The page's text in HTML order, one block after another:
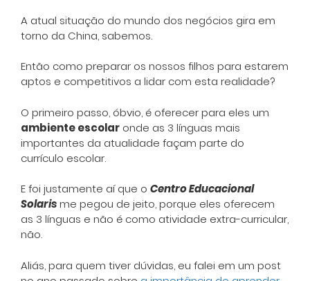
A atual situação do mundo dos negócios gira em
torno da China, sabemos.
Então como preparar os nossos filhos para estarem
aptos e competitivos a lidar com esta realidade?
O primeiro passo, óbvio, é oferecer para eles um
ambiente escolar onde as 3 línguas mais
importantes da atualidade façam parte do
currículo escolar.
E foi justamente aí que o Centro Educacional
Solarisme pegou de jeito, porque eles oferecem
as 3 línguas e não é como atividade extra-curricular,
não.
Aliás, para quem tiver dúvidas, eu falei em um post